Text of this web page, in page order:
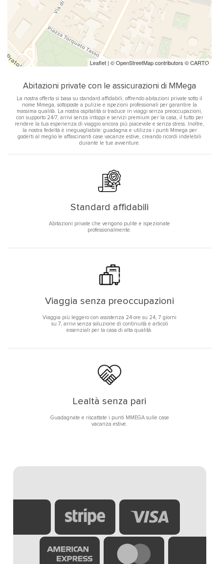
Leaflet | ©OpenStreetMapcontributors ©CARTO
Abitazioni private con le assicurazioni di MMega
La nostra offerta si basa su standard affidabili, offrendo abitazioni private sotto il
nome Mmega, sottoposte a pulizie e ispezioni professionali per garantire la
massima qualità. La nostra ospitalità si traduce in viaggi senza preoccupazioni,
con supporto 24/7, arrivi senza intoppi e servizi premium per la casa, il tutto per
rendere la tua esperienza di viaggio ancora più piacevole e senza stress. Inoltre,
la nostra fedeltà è ineguagliabile: guadagna e utilizza i punti Mmega per
goderti al meglio le affascinanti case vacanze estive, creando ricordi indelebili
durante le tue avventure.
Standard affidabili
Abitazioni private che vengono pulite e ispezionate
professionalmente.
Viaggia senza preoccupazioni
Viaggia più leggero con assistenza 24 ore su 24, 7 giorni
su 7, arrivi senza soluzione di continuità e articoli
essenziali per la casa di alta qualità.
Lealtà senza pari
Guadagnate e riscattate i punti MMEGA sulle case
vacanza estive.